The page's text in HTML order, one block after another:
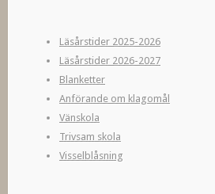
Läsårstider 2025-2026
Läsårstider 2026-2027
Blanketter
Anförande om klagomål
Vänskola
Trivsam skola
Visselblåsning